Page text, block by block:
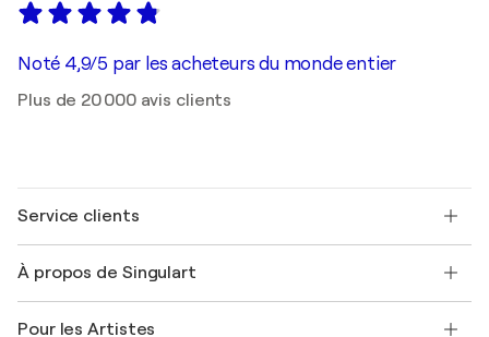
Noté 4,9/5 par les acheteurs du monde entier
Plus de 20 000 avis clients
Service clients
Expédition
À propos de Singulart
FAQ
Pour les Artistes